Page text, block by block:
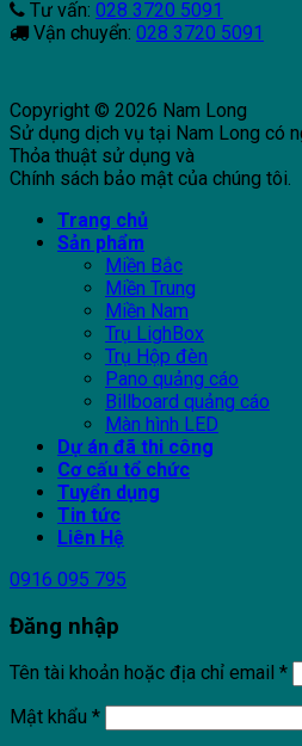
Tư vấn: 028 3720 5091
Vận chuyển: 028 3720 5091
Copyright © 2026 Nam Long
Sử dụng dịch vụ tại Nam Long có
Thỏa thuật sử dụng và
Chính sách bảo mật của chúng tôi.
Trang chủ
Sản phẩm
Miền Bắc
Miền Trung
Miền Nam
Trụ LighBox
Trụ Hộp đèn
Pano quảng cáo
Billboard quảng cáo
Màn hình LED
Dự án đã thi công
Cơ cấu tổ chức
Tuyển dụng
Tin tức
Liên Hệ
0916 095 795
Đăng nhập
Tên tài khoản hoặc địa chỉ email *
Mật khẩu *